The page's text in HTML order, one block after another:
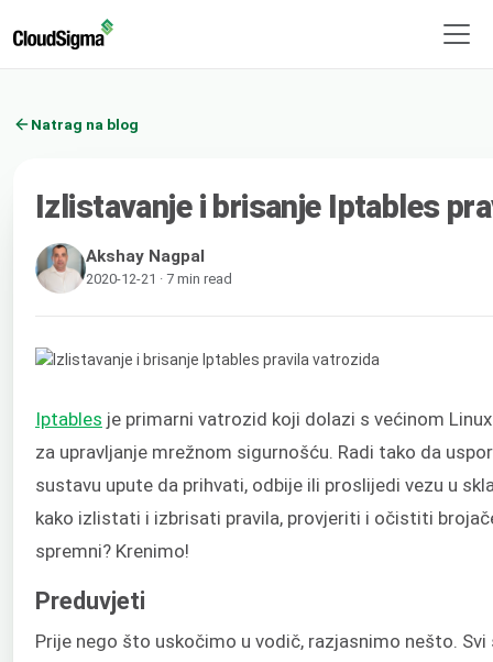
Natrag na blog
Izlistavanje i brisanje Iptables
Akshay Nagpal
2020-12-21 · 7 min read
Iptables je primarni vatrozid koji dolazi s većinom
za upravljanje mrežnom sigurnošću. Radi tako da
sustavu upute da prihvati, odbije ili proslijedi vezu u
kako izlistati i izbrisati pravila, provjeriti i očistiti
spremni? Krenimo!
Preduvjeti
Prije nego što uskočimo u vodič, razjasnimo nešto.